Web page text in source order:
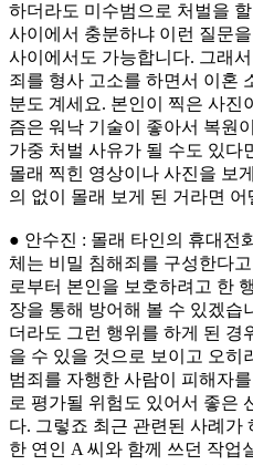
하더라도 미수범으로 처벌을
사이에서 충분하냐 이런 질문
사이에서도 가능합니다. 그래
죄를 형사 고소를 하면서 이혼
분도 계세요. 본인이 찍은 사진
즘은 워낙 기술이 좋아서 복원
가중 처벌 사유가 될 수도 있다
몰래 찍힌 영상이나 사진을 보
의 없이 몰래 보게 된 거라면 어
● 안수진 : 몰래 타인의 휴대전
체는 비밀 침해죄를 구성한다
로부터 본인을 보호하려고 한
장을 통해 방어해 볼 수 있겠습
더라도 그런 행위를 하게 된 경
을 수 있을 것으로 보이고 오히
범죄를 자행한 사람이 피해자
로 평가될 위험도 있어서 좋은
다. 그렇죠 최근 관련된 사례가
한 연인 A 씨와 함께 쓰던 작업